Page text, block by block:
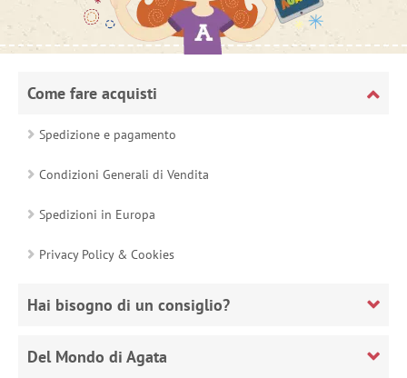
Come fare acquisti
Spedizione e pagamento
Condizioni Generali di Vendita
Spedizioni in Europa
Privacy Policy & Cookies
Hai bisogno di un consiglio?
Del Mondo di Agata